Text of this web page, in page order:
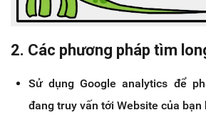
2. Các phương pháp tìm
Sử dụng Google analytics để
đang truy vấn tới Website của